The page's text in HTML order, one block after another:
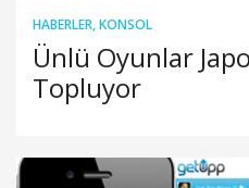
HABERLER,KONSOL
Ünlü Oyunlar
Topluyor